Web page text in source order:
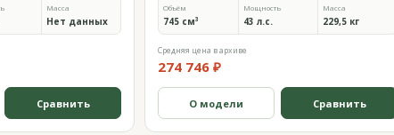
Масса
Нет данных
Сравнить
Объём
745 см³
Мощность
43 л.с.
Масса
229,5 кг
Средняя цена в архиве
274 746 ₽
О модели Сравнить